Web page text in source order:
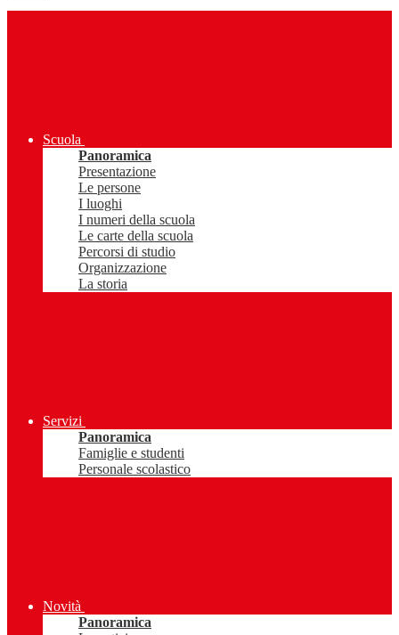
Scuola
Panoramica
Presentazione
Le persone
I luoghi
I numeri della scuola
Le carte della scuola
Percorsi di studio
Organizzazione
La storia
Servizi
Panoramica
Famiglie e studenti
Personale scolastico
Novità
Panoramica